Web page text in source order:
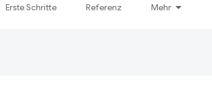
Erste Schritte Referenz Mehr